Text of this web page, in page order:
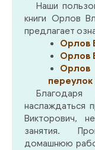
Наши
книги Орлов
предлагает
Орлов
Орлов
переулок
наслаждаться
Викторович,
занятия.
домашнюю